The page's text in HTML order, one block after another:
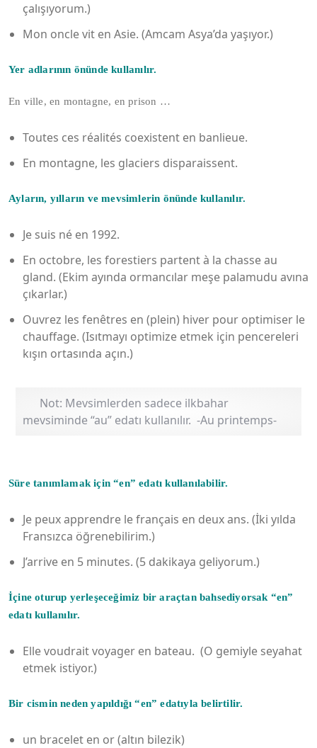
çalışıyorum.)
Mon oncle vit en Asie. (Amcam Asya’da yaşıyor.)
Yer adlarının önünde kullanılır.
En ville, en montagne, en prison …
Toutes ces réalités coexistent en banlieue.
En montagne, les glaciers disparaissent.
Ayların, yılların ve mevsimlerin önünde kullanılır.
Je suis né en 1992.
En octobre, les forestiers partent à la chasse au
gland. (Ekim ayında ormancılar meşe palamudu avına
çıkarlar.)
Ouvrez les fenêtres en (plein) hiver pour optimiser le
chauffage. (Isıtmayı optimize etmek için pencereleri
kışın ortasında açın.)
Not: Mevsimlerden sadece ilkbahar
mevsiminde “au” edatı kullanılır. -Au printemps-
Süre tanımlamak için “en” edatı kullanılabilir.
Je peux apprendre le français en deux ans. (İki yılda
Fransızca öğrenebilirim.)
J’arrive en 5 minutes. (5 dakikaya geliyorum.)
İçine oturup yerleşeceğimiz bir araçtan bahsediyorsak “en”
edatı kullanılır.
Elle voudrait voyager en bateau. (O gemiyle seyahat
etmek istiyor.)
Bir cismin neden yapıldığı “en” edatıyla belirtilir.
un bracelet en or (altın bilezik)